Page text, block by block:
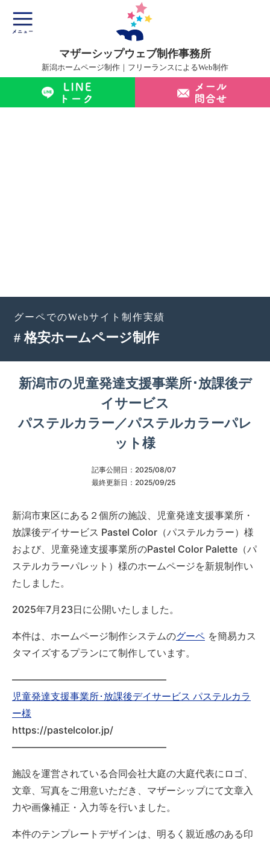
マザーシップウェブ制作事務所
新潟ホームページ制作｜フリーランスによるWeb制作
マザーシップについて
ホームページ制作サービス
グーペでのWebサイト制作実績
# 格安ホームページ制作
新潟市の児童発達支援事業所･放課後デ
イサービス
パステルカラー／パステルカラーパレ
ット様
記事公開日： 2025/08/07
最終更新日： 2025/09/25
新潟市東区にある２個所の施設、児童発達支援事業所・
放課後デイサービス Pastel Color（パステルカラー）様
および、児童発達支援事業所のPastel Color Palette（パ
ステルカラーパレット）様のホームページを新規制作い
たしました。
2025年7月23日に公開いたしました。
本件は、ホームページ制作システムのグーペ を簡易カス
タマイズするプランにて制作しています。
————————————————
児童発達支援事業所･放課後デイサービス パステルカラ
ー様
https://pastelcolor.jp/
————————————————
施設を運営されている合同会社大庭の大庭代表にロゴ、
文章、写真をご用意いただき、マザーシップにて文章入
力や画像補正・入力等を行いました。
本件のテンプレートデザインは、明るく親近感のある印